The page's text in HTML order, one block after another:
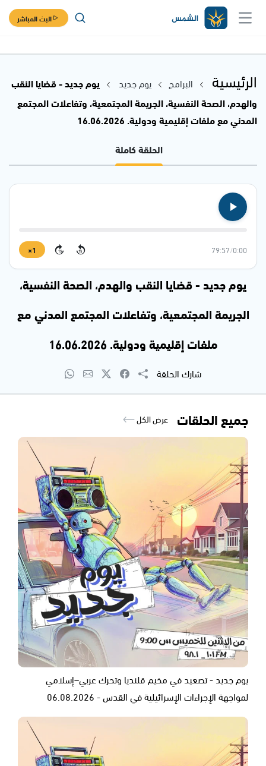
البث المباشر
الرئيسية البرامج يوم جديد
يوم جديد - قضايا النقب
والهدم، الصحة النفسية، الجريمة المجتمعية، وتفاعلات المجتمع
المدني مع ملفات إقليمية ودولية. 16.06.2026
الحلقة كاملة
0:00
/
79:57
15
15
1×
يوم جديد - قضايا النقب والهدم، الصحة النفسية،
الجريمة المجتمعية، وتفاعلات المجتمع المدني مع
ملفات إقليمية ودولية. 16.06.2026
شارك الحلقة
جميع الحلقات عرض الكل
يوم جديد - تصعيد في مخيم قلنديا وتحرك عربي–إسلامي
لمواجهة الإجراءات الإسرائيلية في القدس - 06.08.2026